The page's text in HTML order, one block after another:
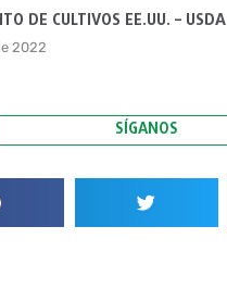
DE CULTIVOS EE.UU. – USDA
2022
SÍGANOS